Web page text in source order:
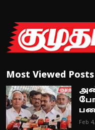
Most Viewed Posts
Feb